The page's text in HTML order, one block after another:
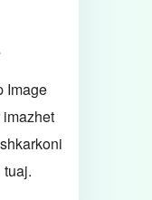
Image